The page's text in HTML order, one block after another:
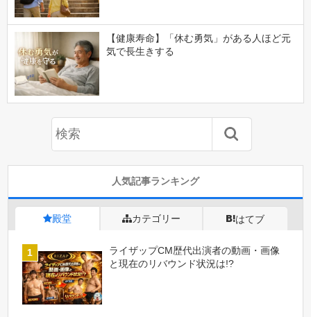
【健康寿命】「休む勇気」がある人ほど元
気で長生きする
人気記事ランキング
殿堂 カテゴリー はてブ
ライザップCM歴代出演者の動画・画像
と現在のリバウンド状況は!?